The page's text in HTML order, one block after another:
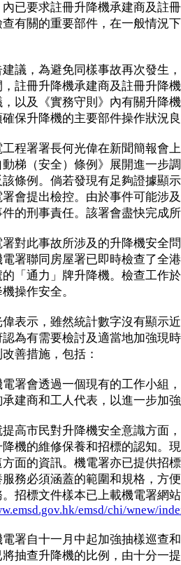
已要求註冊升降機承建商及註
查有關的重要部件，在一般情況
，為避免同樣事故再次發生，
註冊升降機承建商及註冊升降
以及《實務守則》內有關升降
保升降機的主要部件操作狀況
署署長何光偉在新聞簡報會上
動梯（安全）條例》展開進一步
條例。倘若發現有足夠證據顯
會提出檢控。由於事件可能涉
的刑事責任。該署會盡快完成
此事故所涉及的升降機安全問
署聯同房屋署已即時檢查了全
「通力」牌升降機。檢查工作
操作安全。
示，雖然統計數字沒有顯示近
為有需要檢討及適當地加強現
善措施，包括：
電署會透過一個現有的工作小組
承建商和工人代表，以進一步加
提高市民對升降機安全意識方面
降機的維修保養和招標的認知。
面的資訊。機電署亦已提供招
務必須涵蓋的範圍和規格，方
招標文件樣本已上載機電署網站
emsd/chi/wnew/
電署自十一月中起加強抽樣巡查
抽查升降機的比例，由十分一